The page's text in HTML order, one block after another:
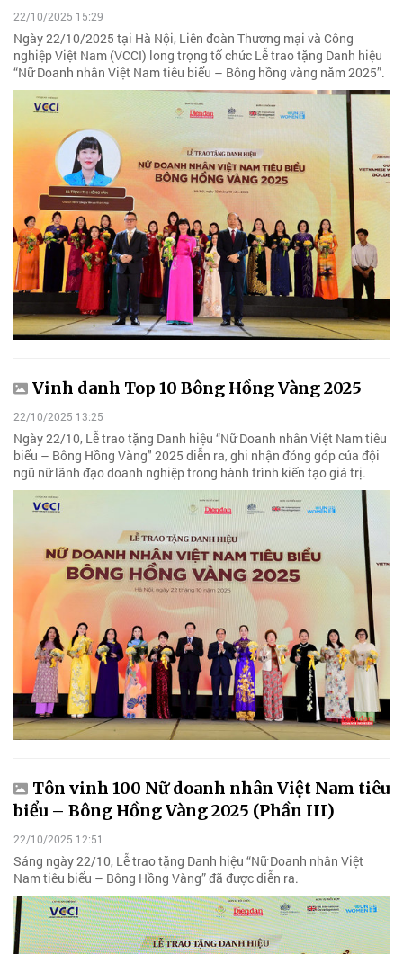
22/10/2025 15:29
Ngày 22/10/2025 tại Hà Nội, Liên đoàn Thương mại và Công
nghiệp Việt Nam (VCCI) long trọng tổ chức Lễ trao tặng Danh hiệu
“Nữ Doanh nhân Việt Nam tiêu biểu – Bông hồng vàng năm 2025”.
Vinh danh Top 10 Bông Hồng Vàng 2025
22/10/2025 13:25
Ngày 22/10, Lễ trao tặng Danh hiệu “Nữ Doanh nhân Việt Nam tiêu
biểu – Bông Hồng Vàng" 2025 diễn ra, ghi nhận đóng góp của đội
ngũ nữ lãnh đạo doanh nghiệp trong hành trình kiến tạo giá trị.
Tôn vinh 100 Nữ doanh nhân Việt Nam tiêu
biểu – Bông Hồng Vàng 2025 (Phần III)
22/10/2025 12:51
Sáng ngày 22/10, Lễ trao tặng Danh hiệu “Nữ Doanh nhân Việt
Nam tiêu biểu – Bông Hồng Vàng” đã được diễn ra.